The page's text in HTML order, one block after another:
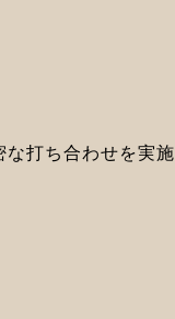
な打ち合わせを実施